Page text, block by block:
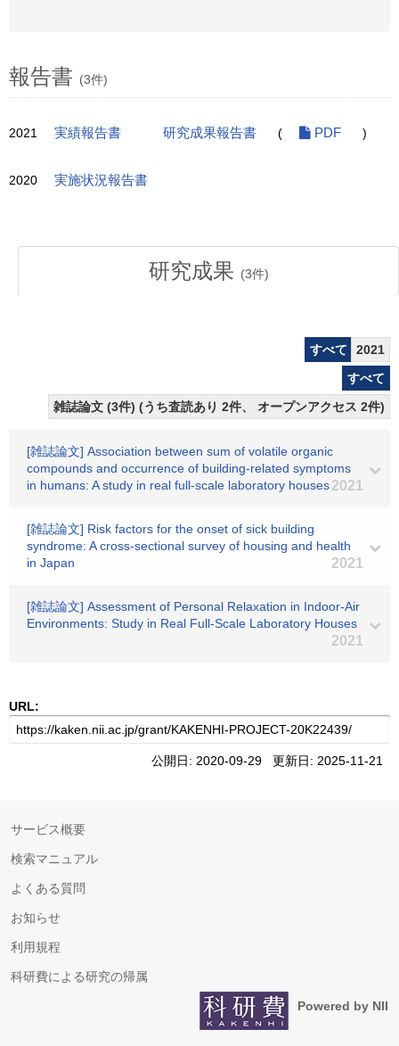
報告書 (3件)
2021 実績報告書 研究成果報告書 ( PDF )
2020 実施状況報告書
研究成果 (3件)
すべて
2021
すべて
雑誌論文 (3件) (うち査読あり 2件、 オープンアクセス 2件)
[雑誌論文] Association between sum of volatile organic
compounds and occurrence of building-related symptoms
in humans: A study in real full-scale laboratory houses2021
[雑誌論文] Risk factors for the onset of sick building
syndrome: A cross-sectional survey of housing and health
in Japan
2021
[雑誌論文] Assessment of Personal Relaxation in Indoor-Air
Environments: Study in Real Full-Scale Laboratory Houses
2021
URL:
公開日: 2020-09-29 更新日: 2025-11-21
サービス概要
検索マニュアル
よくある質問
お知らせ
利用規程
科研費による研究の帰属
Powered by NII